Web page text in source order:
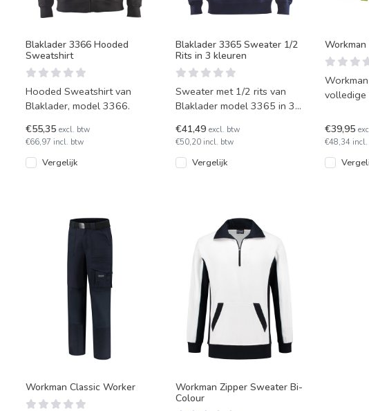
Blaklader 3366 Hooded
Sweatshirt
Hooded Sweatshirt van
Blaklader, model 3366.
€55,35 excl. btw
€66,97 incl. btw
Vergelijk
Blaklader 3365 Sweater 1/2
Rits in 3 kleuren
Sweater met 1/2 rits van
Blaklader model 3365 in 3
€41,49 excl. btw
€50,20 incl. btw
Vergelijk
volledige
is in
€39,95
€48,34
Workman Classic Worker
Workman Zipper Sweater Bi-
Colour